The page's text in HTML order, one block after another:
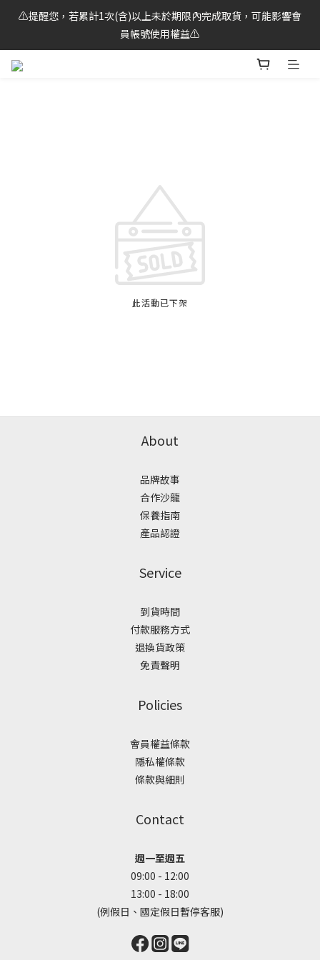
🌟LINE好友獨享！馬上領 $100元 購物金💰
⚠️提醒您，若累計1次(含)以上未於期限內完成取貨，可能影響會
員帳號使用權益⚠️
此活動已下架
About
品牌故事
合作沙龍
保養指南
產品認證
Service
到貨時間
付款服務方式
退換貨政策
免責聲明
Policies
會員權益條款
隱私權條款
條款與細則
Contact
週一至週五
09:00 - 12:00
13:00 - 18:00
(例假日、國定假日暫停客服)